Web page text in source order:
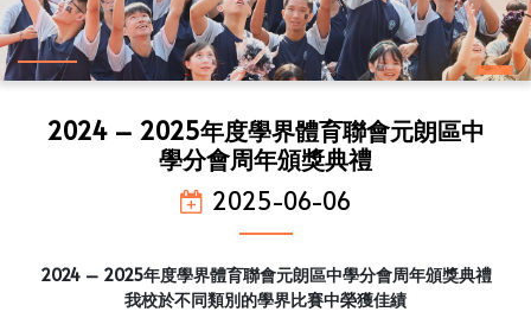
2024 – 2025年度學界體育聯會元朗區中
學分會周年頒獎典禮
2025-06-06
2024 – 2025年度學界體育聯會元朗區中學分會周年頒獎典禮
我校於不同類別的學界比賽中榮獲佳績